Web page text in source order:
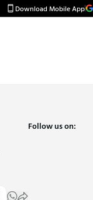
Download Mobile App
Follow us on: